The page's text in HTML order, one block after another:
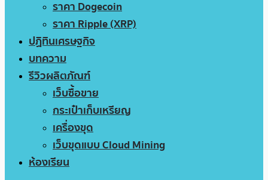
ราคา Dogecoin
ราคา Ripple (XRP)
ปฏิทินเศรษฐกิจ
บทความ
รีวิวผลิตภัณฑ์
เว็บซื้อขาย
กระเป๋าเก็บเหรียญ
เครื่องขุด
เว็บขุดแบบ Cloud Mining
ห้องเรียน